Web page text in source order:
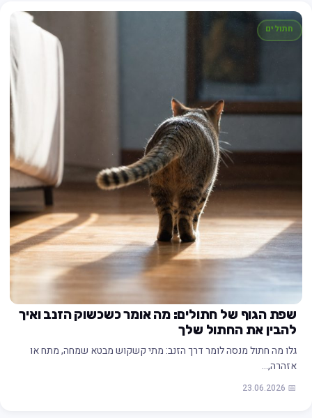
חתולים
שפת הגוף של חתולים: מה אומר כשכשוק הזנב ואיך
להבין את החתול שלך
גלו מה חתול מנסה לומר דרך הזנב: מתי קשקוש מבטא שמחה, מתח או
אזהרה,…
📅 23.06.2026